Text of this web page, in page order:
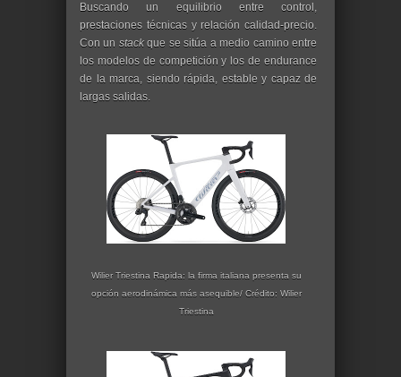
Buscando un equilibrio entre control,
prestaciones técnicas y relación calidad-precio.
Con un stackque se sitúa a medio camino entre
los modelos de competición y los de endurance
de la marca, siendo rápida, estable y capaz de
largas salidas.
Wilier Triestina Rapida: la firma italiana presenta su
opción aerodinámica más asequible/ Crédito: Wilier
Triestina